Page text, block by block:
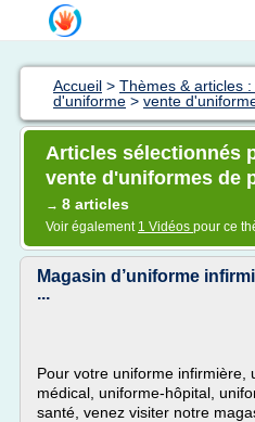
Accueil > Thèmes & articles
d'uniforme > vente
Articles sélectionnés
vente d'uniformes de
→ 8 articles
Voir également 1 Vidéos pour ce
Magasin d’uniforme
...
Pour votre uniforme infirmière,
médical, uniforme-hôpital,
santé, venez visiter notre